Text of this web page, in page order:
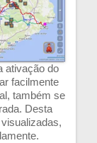
ativação do
facilmente
também se
Desta